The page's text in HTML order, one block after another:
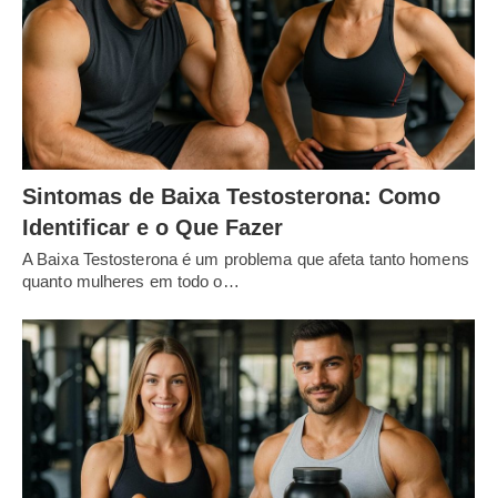
Sintomas de Baixa Testosterona: Como
Identificar e o Que Fazer
A Baixa Testosterona é um problema que afeta tanto homens
quanto mulheres em todo o…